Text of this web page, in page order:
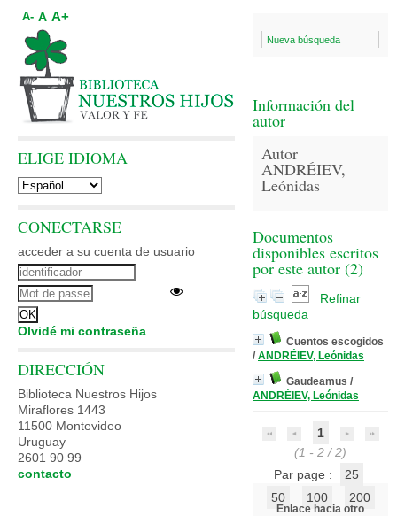
Nueva búsqueda
Información del
autor
Autor
ANDRÉIEV,
Leónidas
Documentos
disponibles escritos
por este autor (2)
Refinar
búsqueda
Cuentos escogidos
/ ANDRÉIEV, Leónidas
Gaudeamus /
ANDRÉIEV, Leónidas
1
(1 - 2 / 2)
Par page :
25
50
100 200
Enlace hacia otro
A- A A+
ELIGE IDIOMA
CONECTARSE
acceder a su cuenta de usuario
Olvidé mi contraseña
DIRECCIÓN
Biblioteca Nuestros Hijos
Miraflores 1443
11500 Montevideo
Uruguay
2601 90 99
contacto